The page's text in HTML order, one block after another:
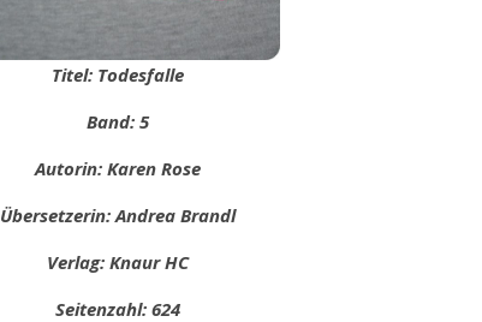
Titel: Todesfalle
Band: 5
Autorin: Karen Rose
Übersetzerin: Andrea Brandl
Verlag: Knaur HC
Seitenzahl: 624